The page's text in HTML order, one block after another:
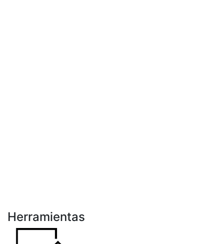
Herramientas